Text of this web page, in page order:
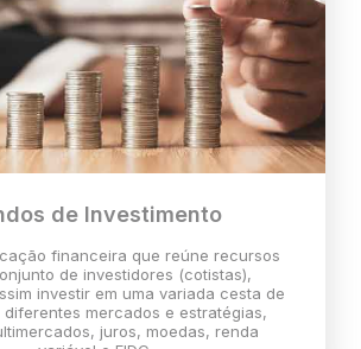
de Investimento
financeira que reúne recursos
de investidores (cotistas),
investir em uma variada cesta de
diferentes mercados e estratégias,
juros, moedas, renda